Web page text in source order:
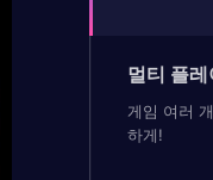
멀티 플레
게임 여러
하게!